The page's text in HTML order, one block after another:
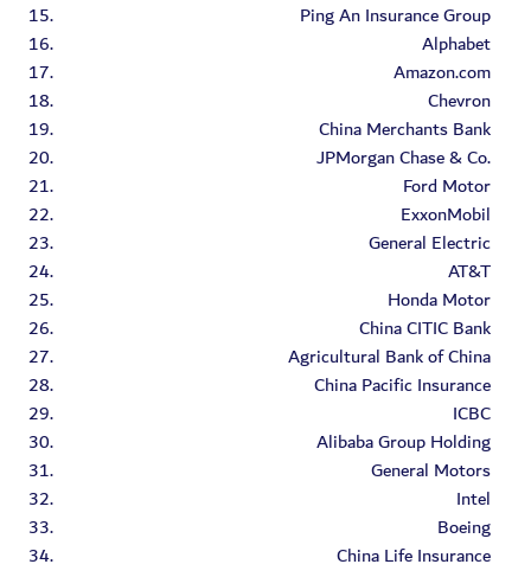
Ping An Insurance Group
Alphabet
Amazon.com
Chevron
China Merchants Bank
JPMorgan Chase & Co.
Ford Motor
ExxonMobil
General Electric
AT&T
Honda Motor
China CITIC Bank
Agricultural Bank of China
China Pacific Insurance
ICBC
Alibaba Group Holding
General Motors
Intel
Boeing
China Life Insurance